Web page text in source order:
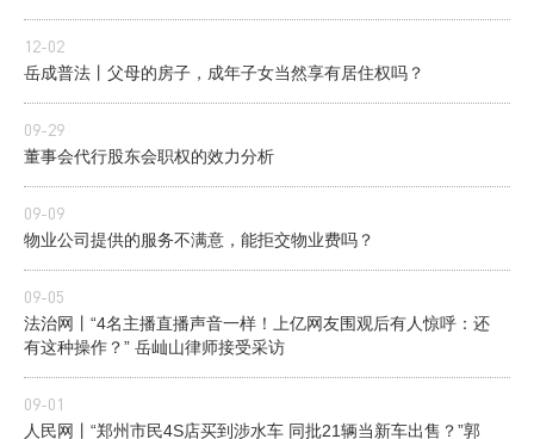
12-02
岳成普法丨父母的房子，成年子女当然享有居住权吗？
09-29
董事会代行股东会职权的效力分析
09-09
物业公司提供的服务不满意，能拒交物业费吗？
09-05
法治网丨“4名主播直播声音一样！上亿网友围观后有人惊呼：还
有这种操作？” 岳屾山律师接受采访
09-01
人民网丨“郑州市民4S店买到涉水车 同批21辆当新车出售？”郭